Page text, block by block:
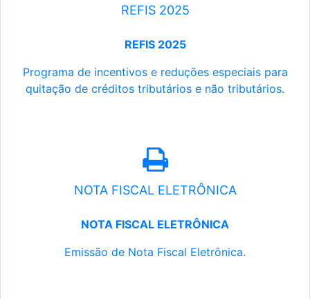
REFIS 2025
REFIS 2025
Programa de incentivos e reduções especiais para
quitação de créditos tributários e não tributários.
NOTA FISCAL ELETRÔNICA
NOTA FISCAL ELETRÔNICA
Emissão de Nota Fiscal Eletrônica.